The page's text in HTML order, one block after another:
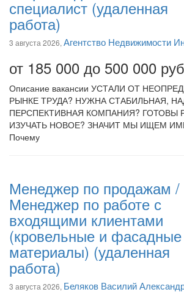
специалист (удаленная
работа)
3 августа 2026, Агентство Недвижимости
от 185 000 до 500 000
Описание вакансии УСТАЛИ ОТ
РЫНКЕ ТРУДА? НУЖНА СТАБИЛЬНАЯ,
ПЕРСПЕКТИВНАЯ КОМПАНИЯ? ГОТОВЫ
ИЗУЧАТЬ НОВОЕ? ЗНАЧИТ МЫ ИЩЕМ
Почему
Менеджер по продажам /
Менеджер по работе с
входящими клиентами
(кровельные и фасадные
материалы) (удаленная
работа)
3 августа 2026, Беляков Василий